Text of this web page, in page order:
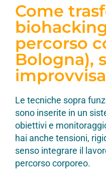
Come
percorso
Bologna),
Le tecniche sopra
sono inserite in un
obiettivi e
hai anche tensioni,
senso integrare il
percorso corporeo.